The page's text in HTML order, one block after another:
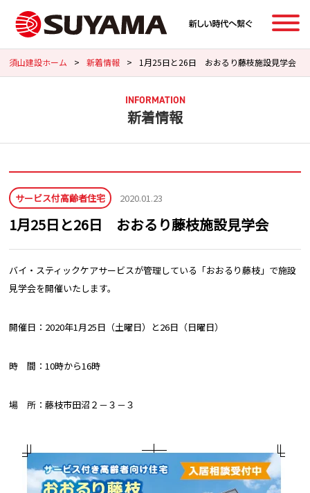
須山建設ホーム > 新着情報 > 1月25日と26日 おおるり藤枝施設見学会
新着情報
INFORMATION
サービス付高齢者住宅 2020.01.23
1月25日と26日 おおるり藤枝施設見学会
バイ・スティックケアサービスが管理している「おおるり藤枝」で施設
見学会を開催いたします。
開催日：2020年1月25日（土曜日）と26日（日曜日）
時 間：10時から16時
場 所：藤枝市田沼２－３－３